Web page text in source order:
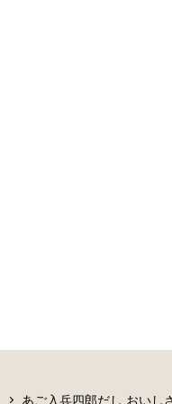
あご入兵四郎だし おいし